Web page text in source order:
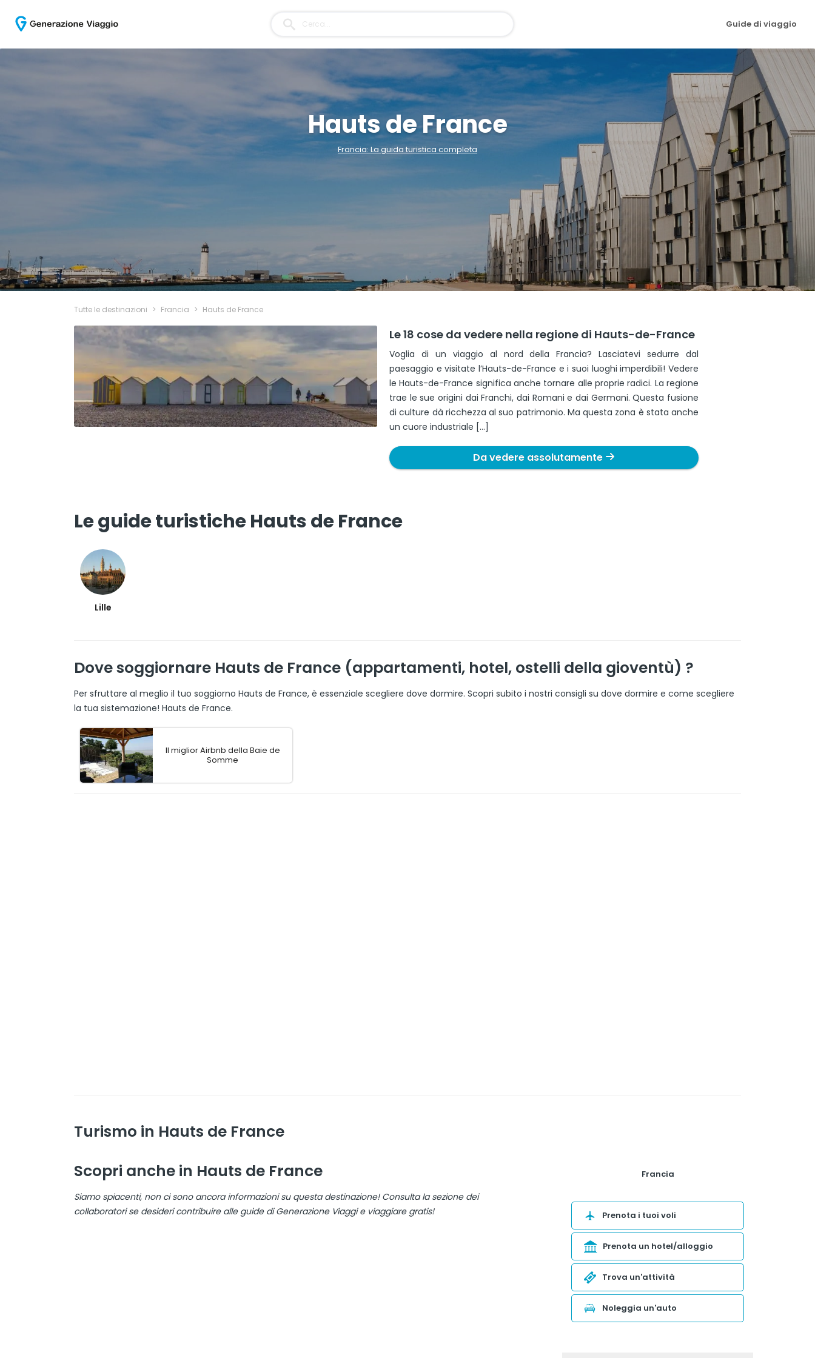
Guide di viaggio
Hauts de France
Francia: La guida turistica completa
Tutte le destinazioni > Francia > Hauts de France
Le 18 cose da vedere nella regione di Hauts-de-France
Voglia di un viaggio al nord della Francia? Lasciatevi sedurre dal
paesaggio e visitate l’Hauts-de-France e i suoi luoghi imperdibili! Vedere
le Hauts-de-France significa anche tornare alle proprie radici. La regione
trae le sue origini dai Franchi, dai Romani e dai Germani. Questa fusione
di culture dà ricchezza al suo patrimonio. Ma questa zona è stata anche
un cuore industriale […]
Da vedere assolutamente
Le guide turistiche Hauts de France
Lille
Dove soggiornare Hauts de France (appartamenti, hotel, ostelli della gioventù) ?
Per sfruttare al meglio il tuo soggiorno Hauts de France, è essenziale scegliere dove dormire. Scopri subito i nostri consigli su dove dormire e come scegliere
la tua sistemazione! Hauts de France.
Il miglior Airbnb della Baie de
Somme
Turismo in Hauts de France
Scopri anche in Hauts de France
Siamo spiacenti, non ci sono ancora informazioni su questa destinazione! Consulta la sezione dei
collaboratori se desideri contribuire alle guide di Generazione Viaggi e viaggiare gratis!
Francia
Prenota i tuoi voli
Prenota un hotel/alloggio
Trova un'attività
Noleggia un'auto